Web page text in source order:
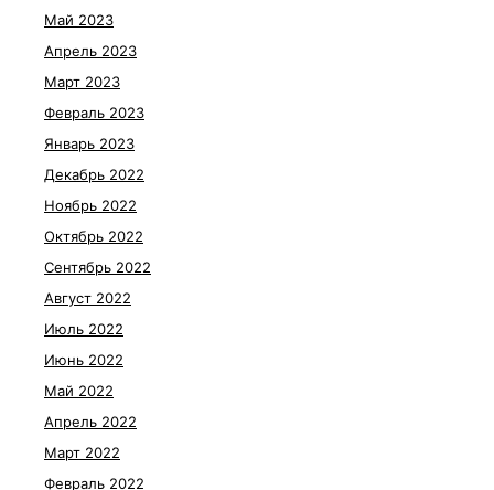
Май 2023
Апрель 2023
Март 2023
Февраль 2023
Январь 2023
Декабрь 2022
Ноябрь 2022
Октябрь 2022
Сентябрь 2022
Август 2022
Июль 2022
Июнь 2022
Май 2022
Апрель 2022
Март 2022
Февраль 2022